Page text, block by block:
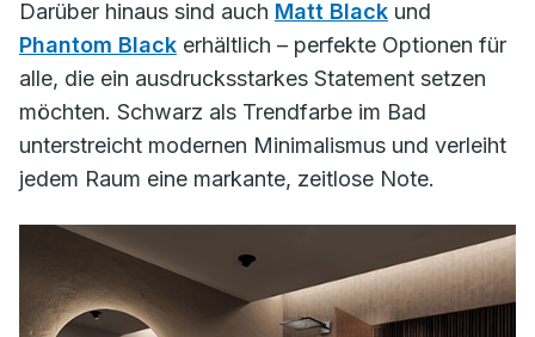
Darüber hinaus sind auch Matt Black und
Phantom Black erhältlich – perfekte Optionen für
alle, die ein ausdrucksstarkes Statement setzen
möchten. Schwarz als Trendfarbe im Bad
unterstreicht modernen Minimalismus und verleiht
jedem Raum eine markante, zeitlose Note.